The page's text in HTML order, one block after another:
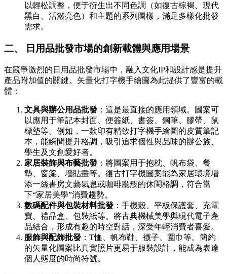
以輕松調整，便于衍生出不同色調（如復古棕褐、現代
黑白、活潑亮色）和主題的系列圖樣，滿足多樣化批發
需求。
二、 日用品批發市場的創新載體與應用場景
在競爭激烈的日用品批發市場中，融入文化IP和設計感是提升
產品附加值的關鍵。矢量化打字機手繪圖為此提供了豐富的載
體：
文具與辦公用品批發 ：這是最直接的應用領域。圖案可
以應用于筆記本封面、便簽紙、書簽、鋼筆、膠帶、鼠
標墊等。例如，一款印有精致打字機手繪圖的皮質筆記
本，能瞬間提升格調，吸引追求個性與品味的辦公族、
學生及文創愛好者。
家居裝飾與布藝批發 ：將圖案用于抱枕、帆布袋、餐
墊、窗簾、墻貼畫等。復古打字機圖案能為家居環境增
添一絲書房文藝氣息或咖啡廳般的休閑格調，符合當
下“家居美學”消費趨勢。
數碼配件與包裝材料批發 ：手機殼、平板保護套、充電
寶、禮品盒、包裝紙等。將古典機械美學與現代電子產
品結合，形成有趣的時空對話，深受年輕消費者喜愛。
服飾與配飾批發 ：T恤、帆布鞋、襪子、圍巾等。簡約
的矢量化圖案比真實照片更易于服裝設計，能成為表達
個人態度的時尚符號。